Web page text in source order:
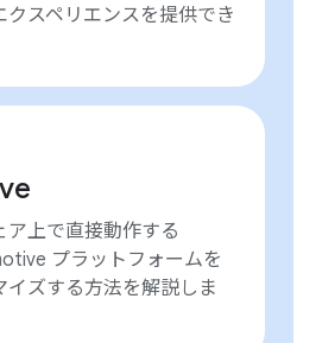
クスペリエンスを提供でき
ア上で直接動作する
プラットフォームを
イズする方法を解説しま